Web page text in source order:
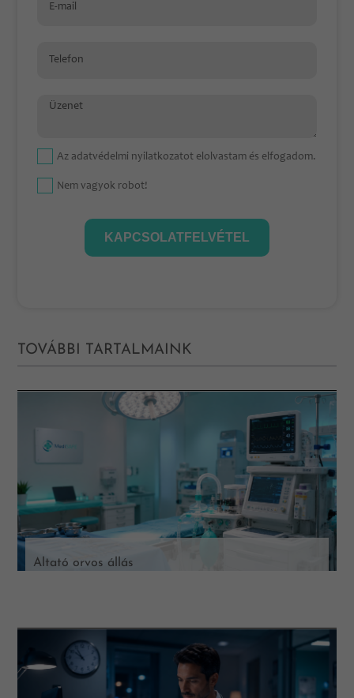
E-mail
Telefon
Üzenet
Az adatvédelmi nyilatkozatot elolvastam és elfogadom.
Nem vagyok robot!
KAPCSOLATFELVÉTEL
TOVÁBBI TARTALMAINK
Altató orvos állás